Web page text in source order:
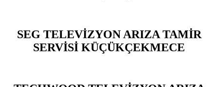
SEG TELEVİZYON ARIZA TAMİR
SERVİSİ KÜÇÜKÇEKMECE